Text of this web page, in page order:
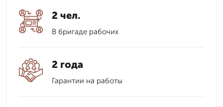
2 чел.
В бригаде рабочих
2 года
Гарантии на работы